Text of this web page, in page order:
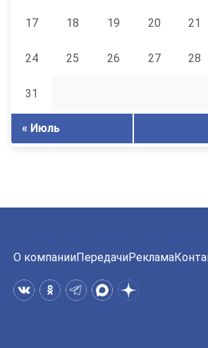
17 18 19 20 21
24 25 26 27 28
31
« Июль
О компанииПередачиРеклама